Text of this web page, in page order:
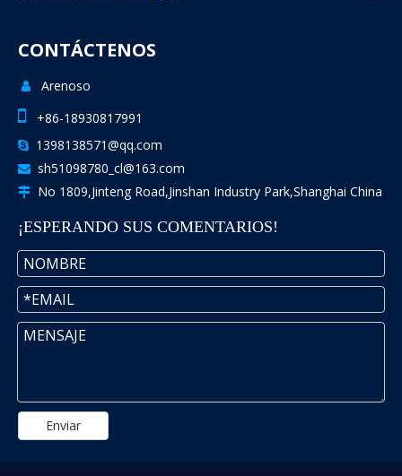
CONTÁCTENOS
 Arenoso
+86-18930817991
 1398138571@qq.com
 sh51098780_cl@163.com
 No 1809,Jinteng Road,Jinshan Industry Park,Shanghai China
¡ESPERANDO SUS COMENTARIOS!
Enviar